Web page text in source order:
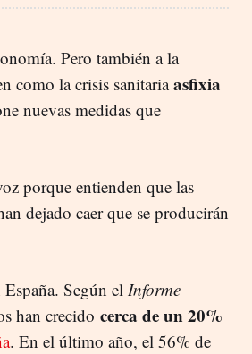
Pero también a la
como la crisis sanitariaasfixia
nuevas medidas que
porque entienden que las
dejado caer que se producirán
Según el Informe
han crecido cerca de un 20%
. En el último año, el 56% de